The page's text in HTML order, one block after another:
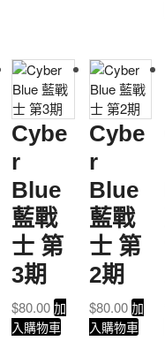
Cybe
r
Blue
藍戰
士 第
3期
$80.00 加
入購物車
Cybe
r
Blue
藍戰
士 第
2期
$80.00 加
入購物車